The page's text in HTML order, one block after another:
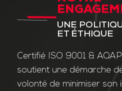
UNE
ET ÉTHIQUE
Certifié ISO 9001 &
soutient une démarche
volonté de minimiser son